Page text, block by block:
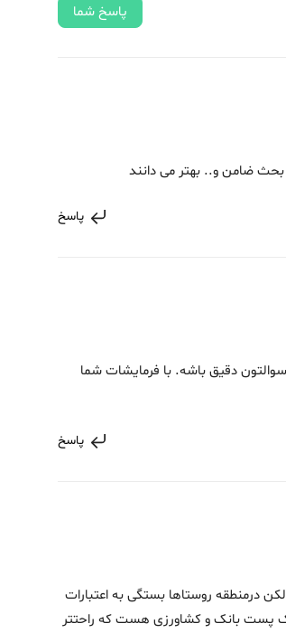
پاسخ شما
بحث ضامن و.. بهتر می دانند
پاسخ
دقیق باشه. با فرمایشات شما
پاسخ
درمنطقه روستاها بستگی به اعتبارات
پست بانک و کشاورزی هست که راحتتر